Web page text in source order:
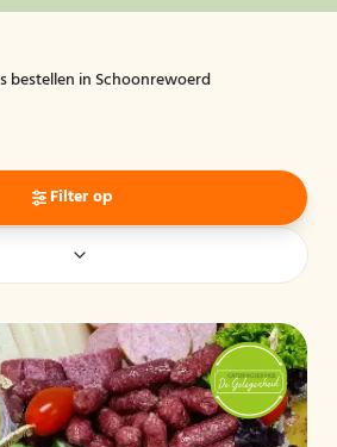
bestellen in Schoonrewoerd
Filter op